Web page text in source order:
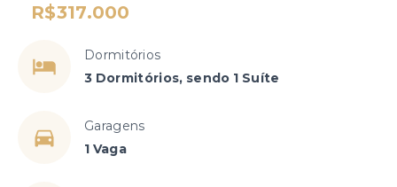
R$317.000
Dormitórios
3 Dormitórios, sendo 1 Suíte
Garagens
1 Vaga